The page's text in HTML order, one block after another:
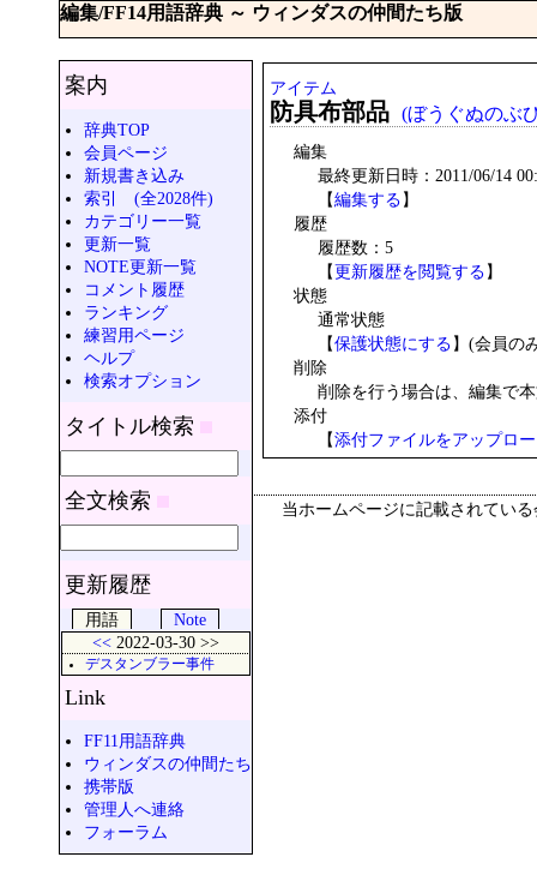
編集/FF14用語辞典 ～ ウィンダスの仲間たち版
案内
辞典TOP
会員ページ
新規書き込み
索引 (全2028件)
カテゴリー一覧
更新一覧
NOTE更新一覧
コメント履歴
ランキング
練習用ページ
ヘルプ
検索オプション
タイトル検索
全文検索
更新履歴
用語
Note
<< 2022-03-30 >>
デスタンブラー事件
Link
FF11用語辞典
ウィンダスの仲間たち
携帯版
管理人へ連絡
フォーラム
アイテム
防具布部品 (ぼうぐぬのぶ
編集
最終更新日時：2011/06/14
【編集する】
履歴
履歴数：5
【更新履歴を閲覧する】
状態
通常状態
【保護状態にする】(会員の
削除
削除を行う場合は、編集で
添付
【添付ファイルをアップロ
当ホームページに記載されてい